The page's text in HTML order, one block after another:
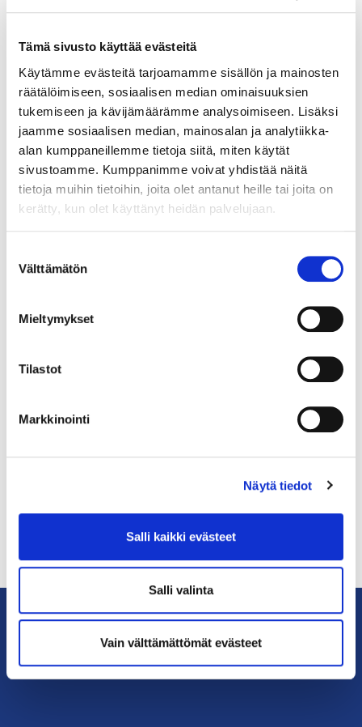
Tämä sivusto käyttää evästeitä
Käytämme evästeitä tarjoamamme sisällön ja mainosten
räätälöimiseen, sosiaalisen median ominaisuuksien
tukemiseen ja kävijämäärämme analysoimiseen. Lisäksi
jaamme sosiaalisen median, mainosalan ja analytiikka-
alan kumppaneillemme tietoja siitä, miten käytät
sivustoamme. Kumppanimme voivat yhdistää näitä
tietoja muihin tietoihin, joita olet antanut heille tai joita on
kerätty, kun olet käyttänyt heidän palvelujaan.
valinta
Välttämätön
Mieltymykset
Tilastot
Markkinointi
Näytä tiedot
Salli kaikki evästeet
Salli valinta
Vain välttämättömät evästeet
Yli 20 vuotta kokemusta julkisesta ja
yksityisestä sosiaali- ja
terveydenhuollosta lääkärinä,
tutkijana, kouluttajana, kehittäjänä ja
esihenkilönä. Vahvuusalueitani ovat
terveydenhuollon hallinto, laatu ja
laadunhallinta, geriatria, lääkehoito ja
osaamisen kehittäminen.
elämyspalveluita tuottavan
työskentelyssä minua innostavat
moniammatillisuus ja osaamiseni
minut helka.hosia@fimnet.fi.
KauppakamariHelsingin
seudun
kauppakamari